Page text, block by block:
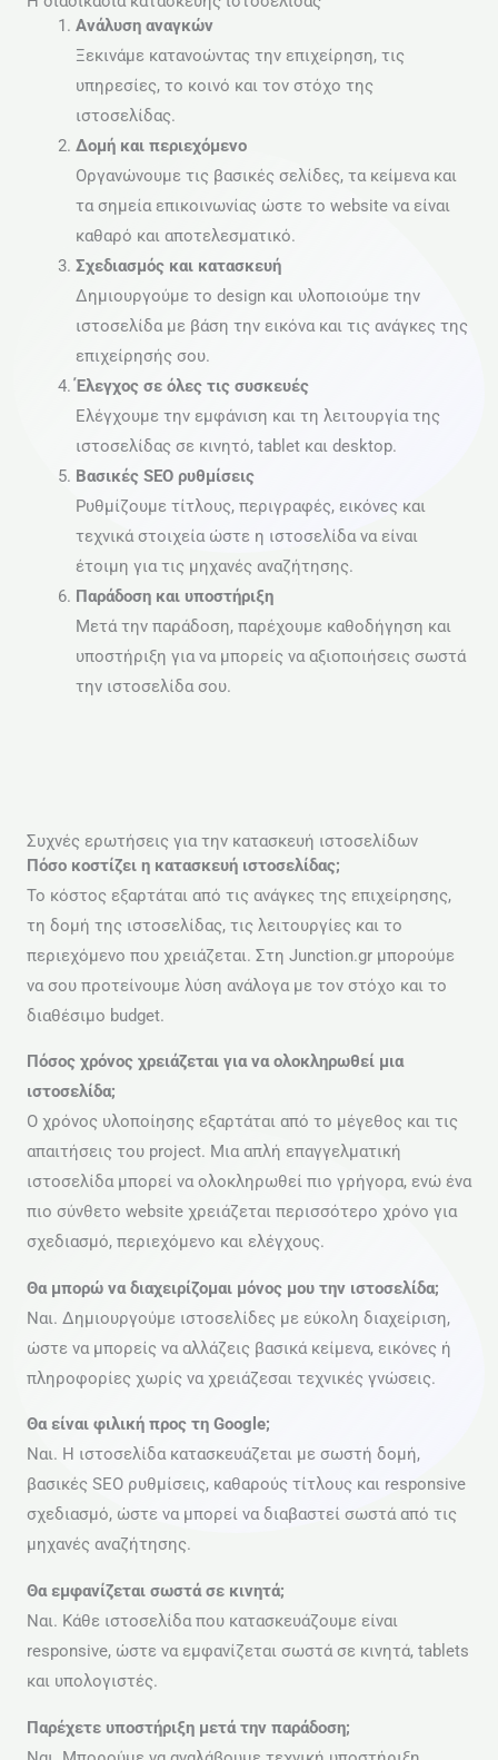
Ανάλυση αναγκών
Ξεκινάμε κατανοώντας την επιχείρηση, τις
υπηρεσίες, το κοινό και τον στόχο της
ιστοσελίδας.
Δομή και περιεχόμενο
Οργανώνουμε τις βασικές σελίδες, τα κείμενα και
τα σημεία επικοινωνίας ώστε το website να είναι
καθαρό και αποτελεσματικό.
Σχεδιασμός και κατασκευή
Δημιουργούμε το design και υλοποιούμε την
ιστοσελίδα με βάση την εικόνα και τις ανάγκες της
επιχείρησής σου.
Έλεγχος σε όλες τις συσκευές
Ελέγχουμε την εμφάνιση και τη λειτουργία της
ιστοσελίδας σε κινητό, tablet και desktop.
Βασικές SEO ρυθμίσεις
Ρυθμίζουμε τίτλους, περιγραφές, εικόνες και
τεχνικά στοιχεία ώστε η ιστοσελίδα να είναι
έτοιμη για τις μηχανές αναζήτησης.
Παράδοση και υποστήριξη
Μετά την παράδοση, παρέχουμε καθοδήγηση και
υποστήριξη για να μπορείς να αξιοποιήσεις σωστά
την ιστοσελίδα σου.
Συχνές ερωτήσεις για την κατασκευή ιστοσελίδων
Πόσο κοστίζει η κατασκευή ιστοσελίδας;
Το κόστος εξαρτάται από τις ανάγκες της επιχείρησης,
τη δομή της ιστοσελίδας, τις λειτουργίες και το
περιεχόμενο που χρειάζεται. Στη Junction.gr μπορούμε
να σου προτείνουμε λύση ανάλογα με τον στόχο και το
διαθέσιμο budget.
Πόσος χρόνος χρειάζεται για να ολοκληρωθεί μια
ιστοσελίδα;
Ο χρόνος υλοποίησης εξαρτάται από το μέγεθος και τις
απαιτήσεις του project. Μια απλή επαγγελματική
ιστοσελίδα μπορεί να ολοκληρωθεί πιο γρήγορα, ενώ ένα
πιο σύνθετο website χρειάζεται περισσότερο χρόνο για
σχεδιασμό, περιεχόμενο και ελέγχους.
Θα μπορώ να διαχειρίζομαι μόνος μου την ιστοσελίδα;
Ναι. Δημιουργούμε ιστοσελίδες με εύκολη διαχείριση,
ώστε να μπορείς να αλλάζεις βασικά κείμενα, εικόνες ή
πληροφορίες χωρίς να χρειάζεσαι τεχνικές γνώσεις.
Θα είναι φιλική προς τη Google;
Ναι. Η ιστοσελίδα κατασκευάζεται με σωστή δομή,
βασικές SEO ρυθμίσεις, καθαρούς τίτλους και responsive
σχεδιασμό, ώστε να μπορεί να διαβαστεί σωστά από τις
μηχανές αναζήτησης.
Θα εμφανίζεται σωστά σε κινητά;
Ναι. Κάθε ιστοσελίδα που κατασκευάζουμε είναι
responsive, ώστε να εμφανίζεται σωστά σε κινητά, tablets
και υπολογιστές.
Παρέχετε υποστήριξη μετά την παράδοση;